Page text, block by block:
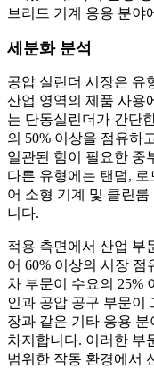
브리드 기계 응용 분야
세분화 분석
공압 실린더 시장은 유
산업 영역의 제품 사용
는 단동실린더가 간단
의 50% 이상을 점유하
일관된 힘이 필요한 중
다른 유형에는 탠덤,
어 소형 기계 및 클린
니다.
적용 측면에서 산업 부
어 60% 이상의 시장
차 부문이 수요의 25%
인과 공압 공구 부문이
장과 같은 기타 응용
차지합니다. 이러한 부
범위한 작동 환경에서